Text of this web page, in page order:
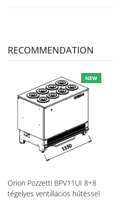
RECOMMENDATION
NEW
Orion Pozzetti BPV11UI 8+8
tégelyes ventillációs hűtéssel